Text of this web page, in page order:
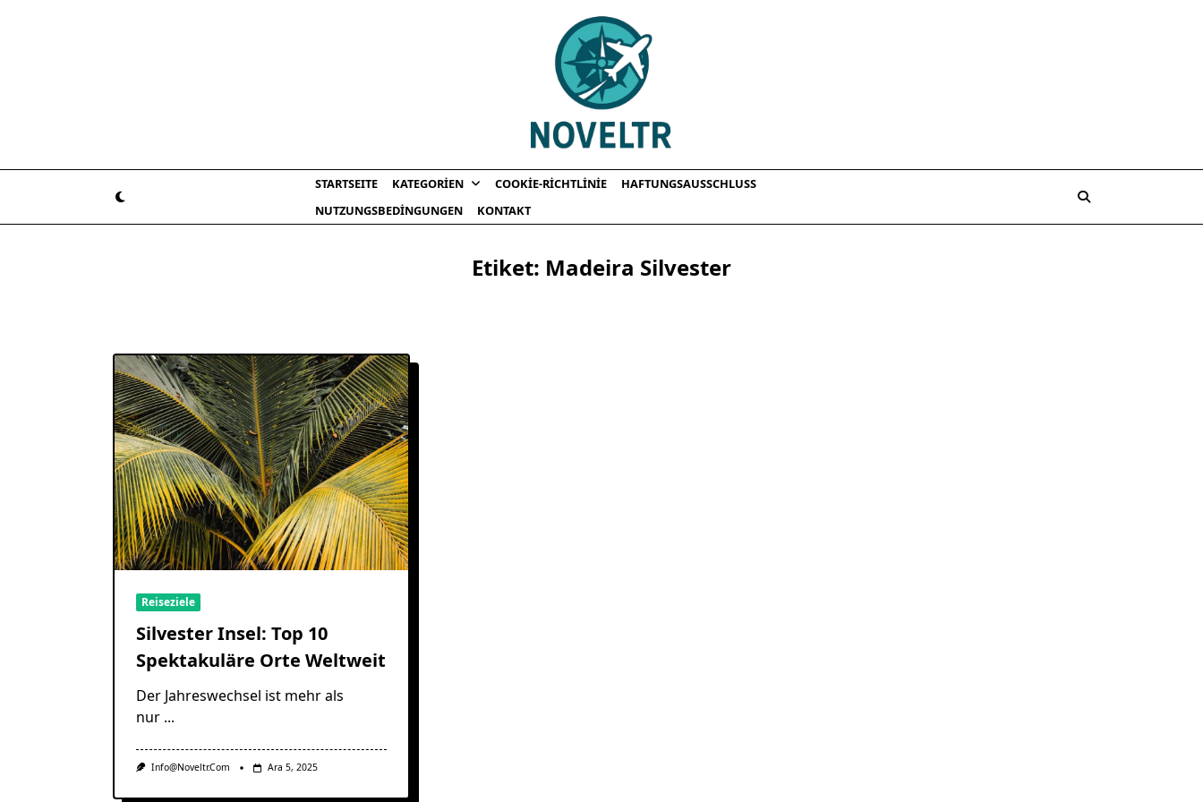
STARTSEITE KATEGORIEN COOKIE-RICHTLINIE
HAFTUNGSAUSSCHLUSS
NUTZUNGSBEDINGUNGEN
KONTAKT
Etiket: Madeira Silvester
Reiseziele
Silvester Insel: Top 10
Spektakuläre Orte Weltweit
Der Jahreswechsel ist mehr als
nur ...
Info@noveltr.com Ara 5, 2025